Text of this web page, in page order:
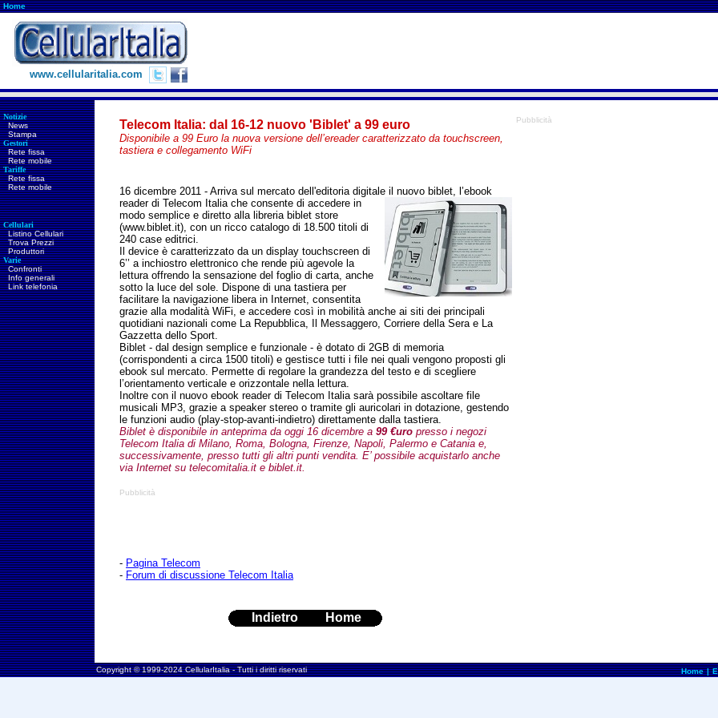
Home
www.cellularitalia.com
Notizie
News
Stampa
Gestori
Rete fissa
Rete mobile
Tariffe
Rete fissa
Rete mobile
Cellulari
Listino Cellulari
Trova Prezzi
Produttori
Varie
Confronti
Info generali
Link telefonia
Telecom Italia: dal 16-12 nuovo 'Biblet' a 99 euro
Disponibile a 99 Euro la nuova versione dell’ereader caratterizzato da touchscreen,
tastiera e collegamento WiFi
16 dicembre 2011 - Arriva sul mercato dell'editoria digitale il nuovo biblet, l’ebook
reader di Telecom Italia che consente di accedere in
modo semplice e diretto alla libreria biblet store
(www.biblet.it), con un ricco catalogo di 18.500 titoli di
240 case editrici.
Il device è caratterizzato da un display touchscreen di
6’’ a inchiostro elettronico che rende più agevole la
lettura offrendo la sensazione del foglio di carta, anche
sotto la luce del sole. Dispone di una tastiera per
facilitare la navigazione libera in Internet, consentita
grazie alla modalità WiFi, e accedere così in mobilità anche ai siti dei principali
quotidiani nazionali come La Repubblica, Il Messaggero, Corriere della Sera e La
Gazzetta dello Sport.
Biblet - dal design semplice e funzionale - è dotato di 2GB di memoria
(corrispondenti a circa 1500 titoli) e gestisce tutti i file nei quali vengono proposti gli
ebook sul mercato. Permette di regolare la grandezza del testo e di scegliere
l’orientamento verticale e orizzontale nella lettura.
Inoltre con il nuovo ebook reader di Telecom Italia sarà possibile ascoltare file
musicali MP3, grazie a speaker stereo o tramite gli auricolari in dotazione, gestendo
le funzioni audio (play-stop-avanti-indietro) direttamente dalla tastiera.
Biblet è disponibile in anteprima da oggi 16 dicembre a 99 €uro presso i negozi
Telecom Italia di Milano, Roma, Bologna, Firenze, Napoli, Palermo e Catania e,
successivamente, presso tutti gli altri punti vendita. E’ possibile acquistarlo anche
via Internet su telecomitalia.it e biblet.it.
Pubblicità
- Pagina Telecom
- Forum di discussione Telecom Italia
Indietro Home
Pubblicità
Copyright © 1999-2024 CellularItalia - Tutti i diritti riservati Home |